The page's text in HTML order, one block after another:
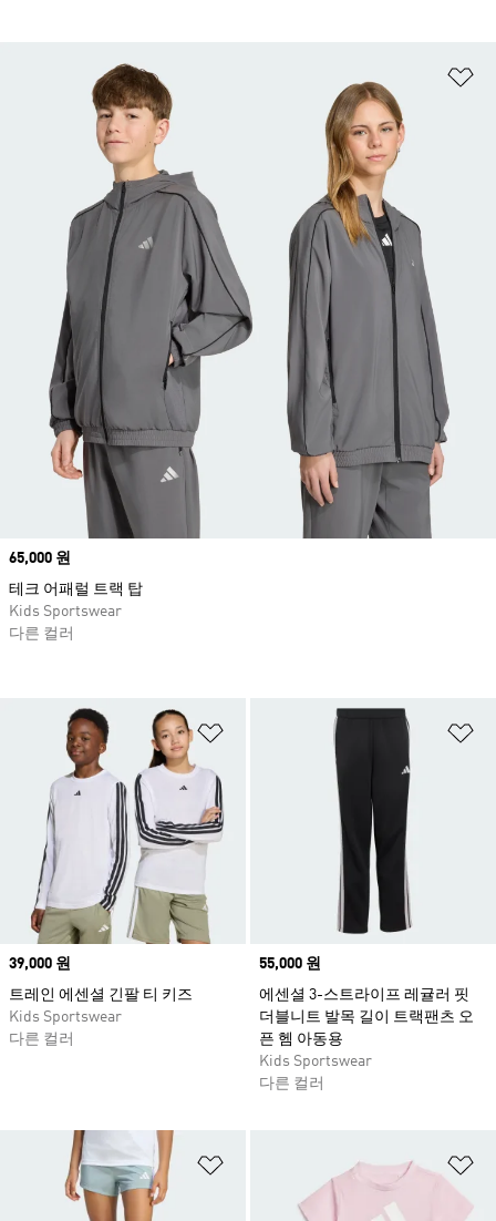
위시리스트 담기
Price
39,000 원
트레인 에센셜 긴팔 티 키즈
Kids Sportswear
다른 컬러
Price
55,000 원
에센셜 3-스트라이프 레귤러 핏
더블니트 발목 길이 트랙팬츠 오
픈 헴 아동용
Kids Sportswear
다른 컬러
Price
65,000 원
테크 어패럴 트랙 탑
Kids Sportswear
다른 컬러